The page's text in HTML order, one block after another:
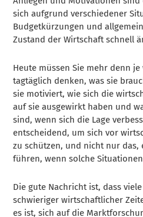
sich aufgrund verschiedener
Budgetkürzungen und
Zustand der Wirtschaft schnell
Heute müssen Sie mehr denn
tagtäglich denken, was sie
sie motiviert, wie sich die
auf sie ausgewirkt haben und
sind, wenn sich die Lage
entscheidend, um sich vor
zu schützen, und nicht nur das,
führen, wenn solche
Die gute Nachricht ist, dass
schwieriger wirtschaftlicher
es ist, sich auf die